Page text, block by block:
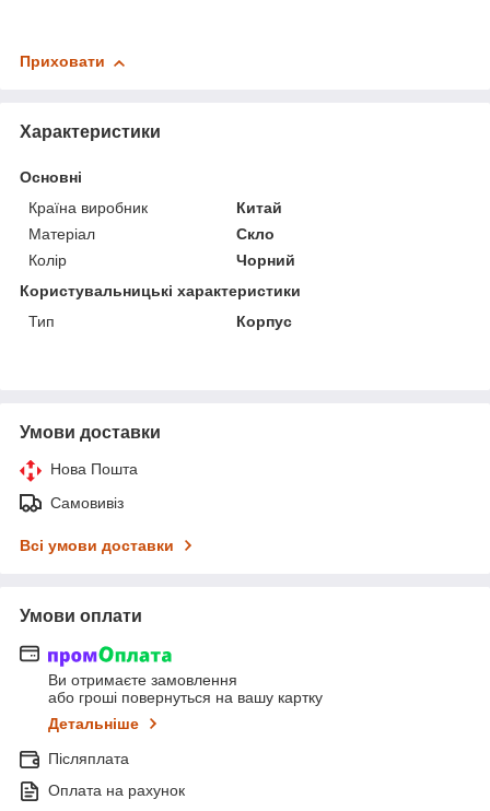
Приховати
Характеристики
Основні
Країна виробник
Китай
Матеріал
Скло
Колір
Чорний
Користувальницькі характеристики
Тип
Корпус
Умови доставки
Нова Пошта
Самовивіз
Всі умови доставки
Умови оплати
Ви отримаєте замовлення
або гроші повернуться на вашу картку
Детальніше
Післяплата
Оплата на рахунок